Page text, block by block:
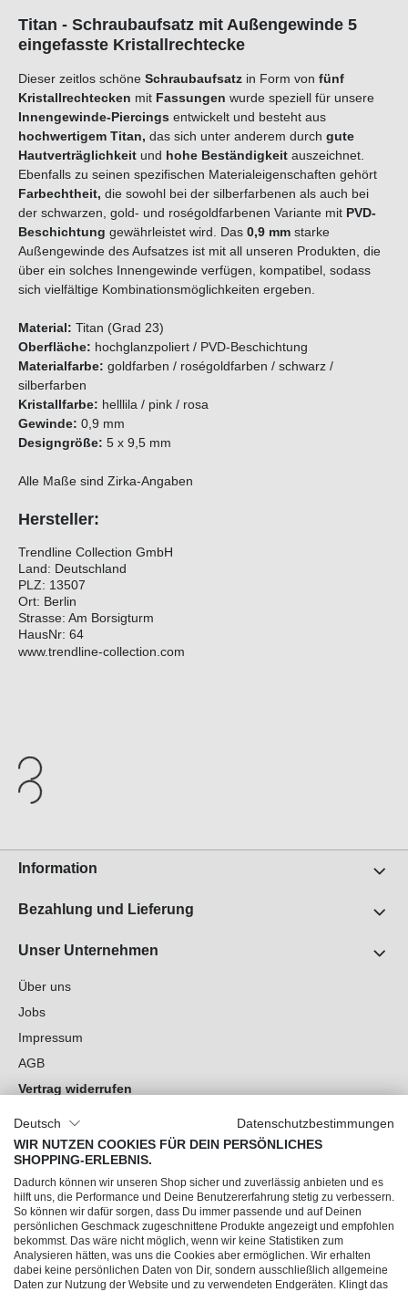
Titan - Schraubaufsatz mit Außengewinde 5
eingefasste Kristallrechtecke
Dieser zeitlos schöne Schraubaufsatz in Form von fünf
Kristallrechtecken mit Fassungen wurde speziell für unsere
Innengewinde-Piercings entwickelt und besteht aus
hochwertigem Titan, das sich unter anderem durch gute
Hautverträglichkeit und hohe Beständigkeit auszeichnet.
Ebenfalls zu seinen spezifischen Materialeigenschaften gehört
Farbechtheit, die sowohl bei der silberfarbenen als auch bei
der schwarzen, gold- und roségoldfarbenen Variante mit PVD-
Beschichtung gewährleistet wird. Das 0,9 mm starke
Außengewinde des Aufsatzes ist mit all unseren Produkten, die
über ein solches Innengewinde verfügen, kompatibel, sodass
sich vielfältige Kombinationsmöglichkeiten ergeben.
Material: Titan (Grad 23)
Oberfläche: hochglanzpoliert / PVD-Beschichtung
Materialfarbe: goldfarben / roségoldfarben / schwarz /
silberfarben
Kristallfarbe: helllila / pink / rosa
Gewinde: 0,9 mm
Designgröße: 5 x 9,5 mm
Alle Maße sind Zirka-Angaben
Hersteller:
Trendline Collection GmbH
Land: Deutschland
PLZ: 13507
Ort: Berlin
Strasse: Am Borsigturm
HausNr: 64
www.trendline-collection.com
Information
Bezahlung und Lieferung
Unser Unternehmen
Über uns
Jobs
Impressum
AGB
Vertrag widerrufen
Cookie-Einstellungen
Du hast Fragen?
Unsere Socials
Deutsch
Datenschutzbestimmungen
WIR NUTZEN COOKIES FÜR DEIN PERSÖNLICHES
SHOPPING-ERLEBNIS.
Dadurch können wir unseren Shop sicher und zuverlässig anbieten und es
hilft uns, die Performance und Deine Benutzererfahrung stetig zu verbessern.
So können wir dafür sorgen, dass Du immer passende und auf Deinen
persönlichen Geschmack zugeschnittene Produkte angezeigt und empfohlen
bekommst. Das wäre nicht möglich, wenn wir keine Statistiken zum
Analysieren hätten, was uns die Cookies aber ermöglichen. Wir erhalten
dabei keine persönlichen Daten von Dir, sondern ausschließlich allgemeine
Daten zur Nutzung der Website und zu verwendeten Endgeräten. Klingt das